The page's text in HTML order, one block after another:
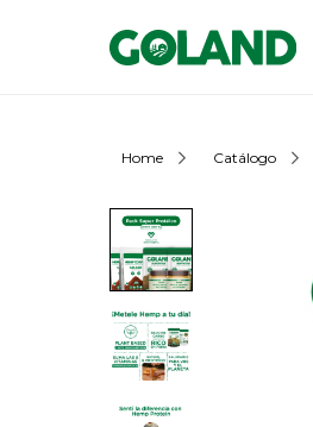
Home Catálogo